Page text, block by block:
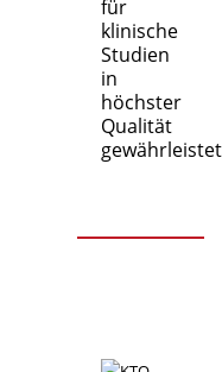
für
klinische
Studien
in
höchster
Qualität